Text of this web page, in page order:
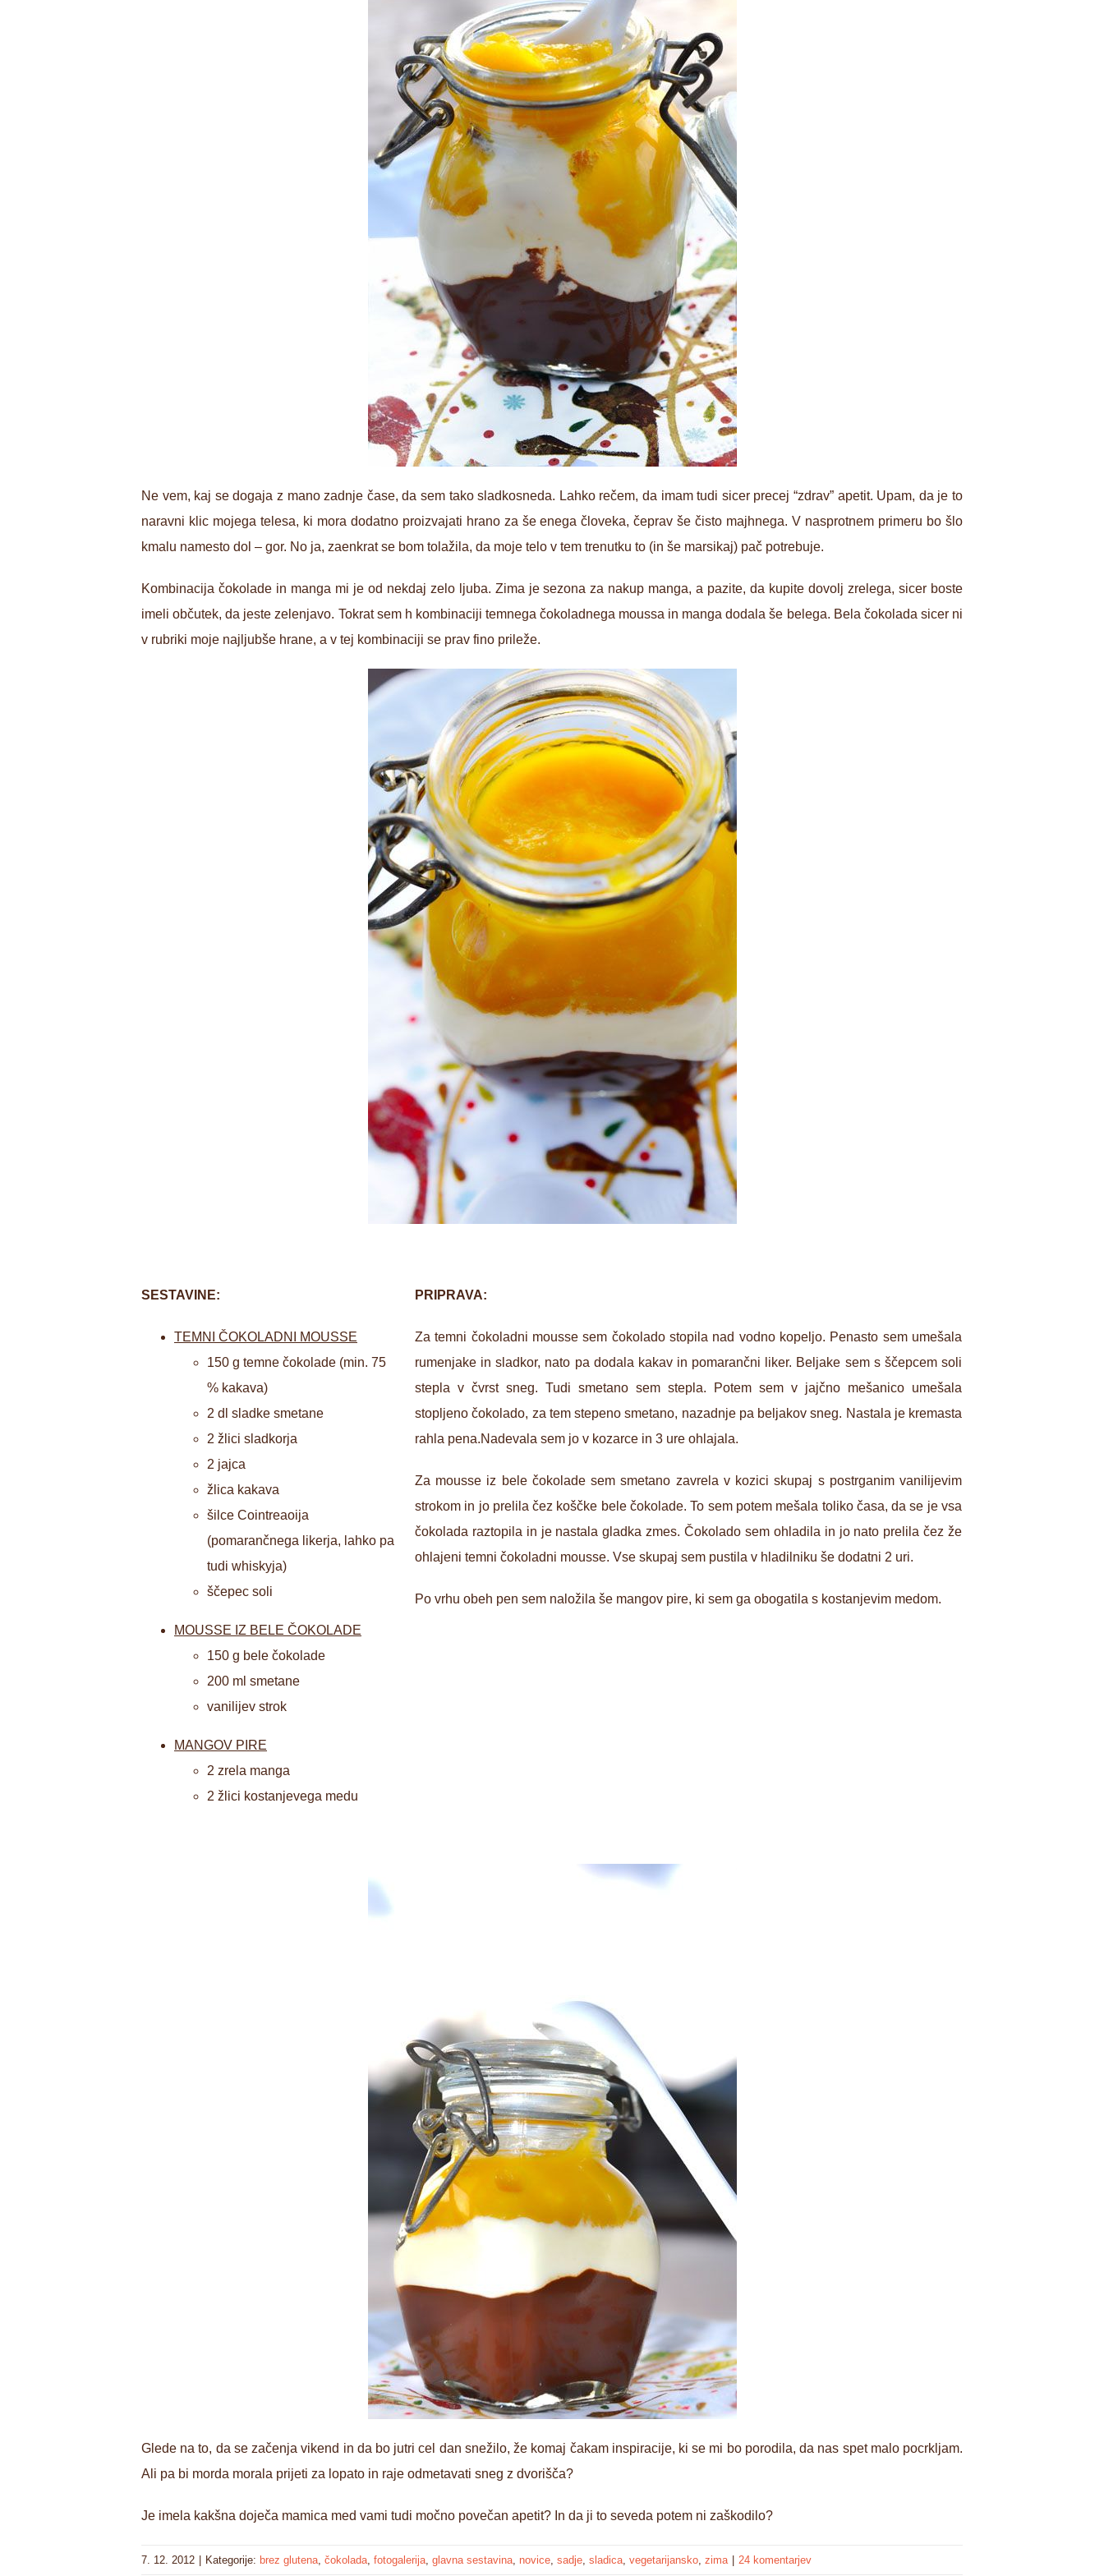
Ne vem, kaj se dogaja z mano zadnje čase, da sem tako sladkosneda. Lahko rečem, da imam tudi sicer precej “zdrav” apetit. Upam, da je to
naravni klic mojega telesa, ki mora dodatno proizvajati hrano za še enega človeka, čeprav še čisto majhnega. V nasprotnem primeru bo šlo
kmalu namesto dol – gor. No ja, zaenkrat se bom tolažila, da moje telo v tem trenutku to (in še marsikaj) pač potrebuje.
Kombinacija čokolade in manga mi je od nekdaj zelo ljuba. Zima je sezona za nakup manga, a pazite, da kupite dovolj zrelega, sicer boste
imeli občutek, da jeste zelenjavo. Tokrat sem h kombinaciji temnega čokoladnega moussa in manga dodala še belega. Bela čokolada sicer ni
v rubriki moje najljubše hrane, a v tej kombinaciji se prav fino prileže.
SESTAVINE:
TEMNI ČOKOLADNI MOUSSE
150 g temne čokolade (min. 75
% kakava)
2 dl sladke smetane
2 žlici sladkorja
2 jajca
žlica kakava
šilce Cointreaoija
(pomarančnega likerja, lahko pa
tudi whiskyja)
ščepec soli
MOUSSE IZ BELE ČOKOLADE
150 g bele čokolade
200 ml smetane
vanilijev strok
MANGOV PIRE
2 zrela manga
2 žlici kostanjevega medu
PRIPRAVA:
Za temni čokoladni mousse sem čokolado stopila nad vodno kopeljo. Penasto sem umešala
rumenjake in sladkor, nato pa dodala kakav in pomarančni liker. Beljake sem s ščepcem soli
stepla v čvrst sneg. Tudi smetano sem stepla. Potem sem v jajčno mešanico umešala
stopljeno čokolado, za tem stepeno smetano, nazadnje pa beljakov sneg. Nastala je kremasta
rahla pena.Nadevala sem jo v kozarce in 3 ure ohlajala.
Za mousse iz bele čokolade sem smetano zavrela v kozici skupaj s postrganim vanilijevim
strokom in jo prelila čez koščke bele čokolade. To sem potem mešala toliko časa, da se je vsa
čokolada raztopila in je nastala gladka zmes. Čokolado sem ohladila in jo nato prelila čez že
ohlajeni temni čokoladni mousse. Vse skupaj sem pustila v hladilniku še dodatni 2 uri.
Po vrhu obeh pen sem naložila še mangov pire, ki sem ga obogatila s kostanjevim medom.
Glede na to, da se začenja vikend in da bo jutri cel dan snežilo, že komaj čakam inspiracije, ki se mi bo porodila, da nas spet malo pocrkljam.
Ali pa bi morda morala prijeti za lopato in raje odmetavati sneg z dvorišča?
Je imela kakšna doječa mamica med vami tudi močno povečan apetit? In da ji to seveda potem ni zaškodilo?
7. 12. 2012 | Kategorije: brez glutena čokolada fotogalerija glavna sestavina novice sadje sladica vegetarijansko zima | 24 komentarjev